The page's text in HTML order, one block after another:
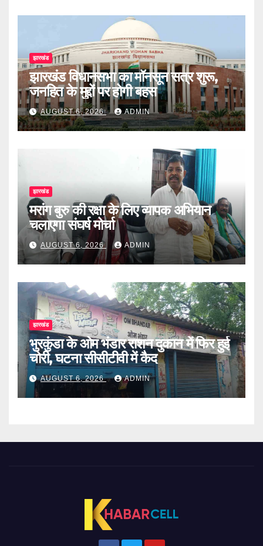
झारखंड
झारखंड विधानसभा का मॉनसून सत्र शुरू,
जनहित के मुद्दों पर होगी बहस
AUGUST 6, 2026 ADMIN
झारखंड
मरांग बुरु की रक्षा के लिए व्यापक अभियान
चलाएगा संघर्ष मोर्चा
AUGUST 6, 2026 ADMIN
झारखंड
भुरकुंडा के ओम भंडार राशन दुकान में फिर हुई
चोरी, घटना सीसीटीवी में कैद
AUGUST 6, 2026 ADMIN